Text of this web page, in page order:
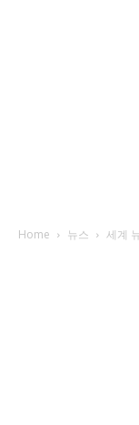
Home 뉴스 세계